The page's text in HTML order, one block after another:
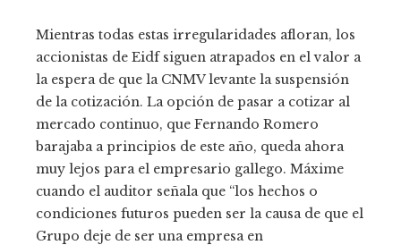
Mientras todas estas irregularidades afloran, los
accionistas de Eidf siguen atrapados en el valor a
la espera de que la CNMV levante la suspensión
de la cotización. La opción de pasar a cotizar al
mercado continuo, que Fernando Romero
barajaba a principios de este año, queda ahora
muy lejos para el empresario gallego. Máxime
cuando el auditor señala que “los hechos o
condiciones futuros pueden ser la causa de que el
Grupo deje de ser una empresa en